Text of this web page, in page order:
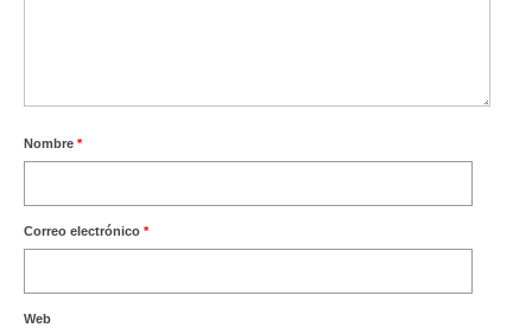
Nombre *
Correo electrónico *
Web